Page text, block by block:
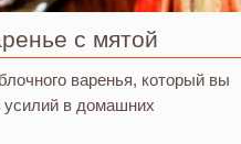
с мятой
варенья, который вы
усилий в домашних